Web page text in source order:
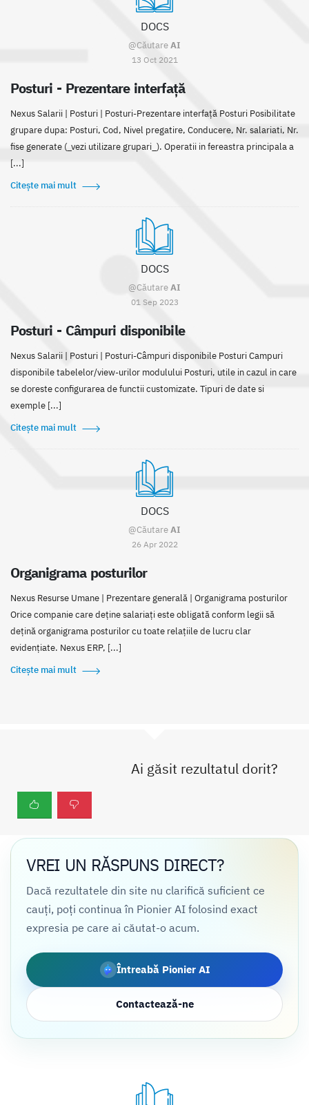
DOCS
@CăutareAI
13 Oct 2021
Posturi - Prezentare interfață
Nexus Salarii | Posturi | Posturi-Prezentare interfață Posturi Posibilitate
grupare dupa: Posturi, Cod, Nivel pregatire, Conducere, Nr. salariati, Nr.
fise generate (_vezi utilizare grupari_). Operatii in fereastra principala a
[...]
Citește mai mult
DOCS
@CăutareAI
01 Sep 2023
Posturi - Câmpuri disponibile
Nexus Salarii | Posturi | Posturi-Câmpuri disponibile Posturi Campuri
disponibile tabelelor/view-urilor modulului Posturi, utile in cazul in care
se doreste configurarea de functii customizate. Tipuri de date si
exemple [...]
Citește mai mult
DOCS
@CăutareAI
26 Apr 2022
Organigrama posturilor
Nexus Resurse Umane | Prezentare generală | Organigrama posturilor
Orice companie care deține salariați este obligată conform legii să
dețină organigrama posturilor cu toate relațiile de lucru clar
evidențiate. Nexus ERP, [...]
Citește mai mult
Ai găsit rezultatul dorit?
VREI UN RĂSPUNS DIRECT?
Dacă rezultatele din site nu clarifică suficient ce
cauți, poți continua în Pionier AI folosind exact
expresia pe care ai căutat-o acum.
Întreabă Pionier AI
Contactează-ne